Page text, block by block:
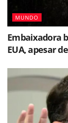
MUNDO
Embaixadora
EUA, apesar